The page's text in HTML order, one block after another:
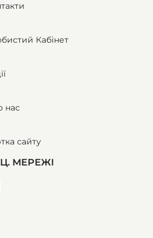
Кабінет
нас
сайту
МЕРЕЖІ